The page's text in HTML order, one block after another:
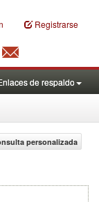
Registrarse
de respaldo
personalizada